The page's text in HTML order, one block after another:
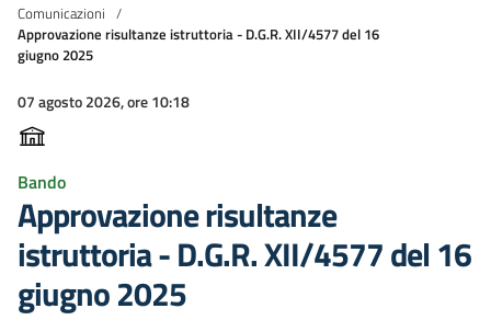
Comunicazioni /
Approvazione risultanze istruttoria - D.G.R. XII/4577 del 16
giugno 2025
07 agosto 2026, ore 10:18
Bando
Approvazione risultanze
istruttoria - D.G.R. XII/4577 del 16
giugno 2025